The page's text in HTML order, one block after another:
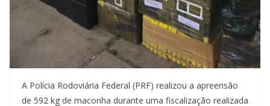
A Polícia Rodoviária Federal (PRF) realizou a apreensão
de 592 kg de maconha durante uma fiscalização realizada